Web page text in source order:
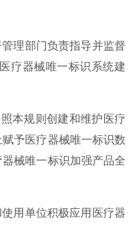
理部门负责指导并监督
疗器械唯一标识系统建
本规则创建和维护医疗
予医疗器械唯一标识数
械唯一标识加强产品全
用单位积极应用医疗器